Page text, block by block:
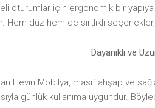
oturumlar için ergonomik bir
Hem düz hem de sırtlıklı
Dayanıklı ve
Hevin Mobilya, masif ahşap ve
günlük kullanıma uygundur.